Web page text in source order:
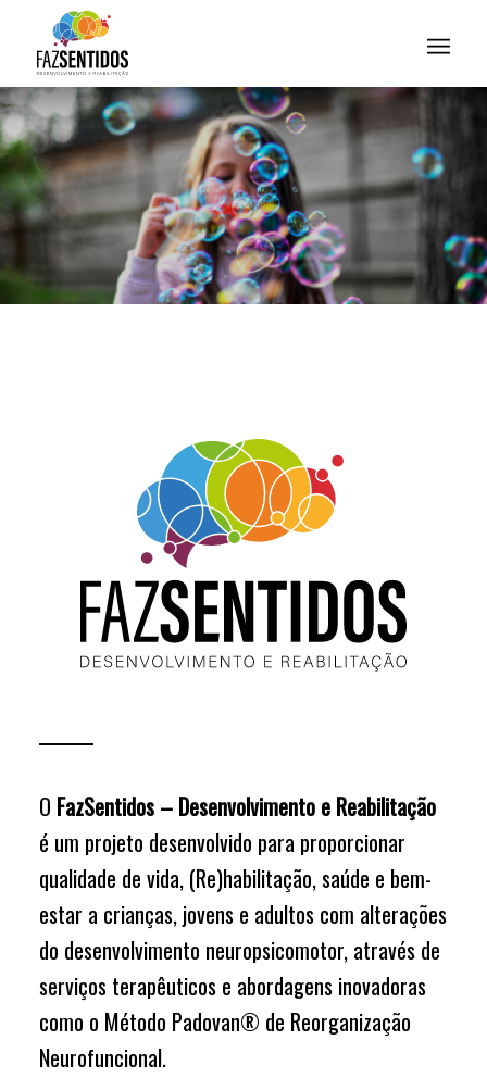
O FazSentidos – Desenvolvimento e Reabilitação
é um projeto desenvolvido para proporcionar
qualidade de vida, (Re)habilitação, saúde e bem-
estar a crianças, jovens e adultos com alterações
do desenvolvimento neuropsicomotor, através de
serviços terapêuticos e abordagens inovadoras
como o Método Padovan® de Reorganização
Neurofuncional.